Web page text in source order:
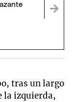
tras un largo
la izquierda,